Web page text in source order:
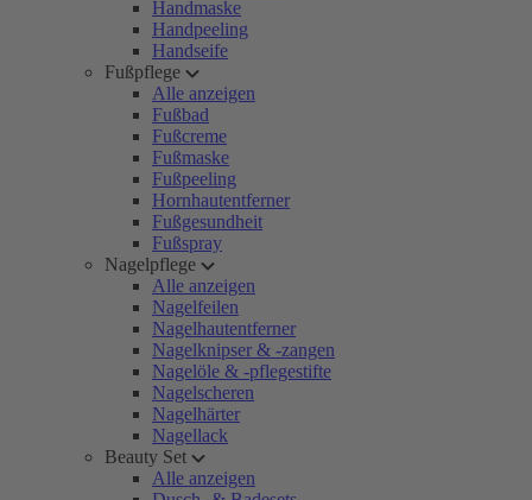
Handmaske
Handpeeling
Handseife
Fußpflege
Alle anzeigen
Fußbad
Fußcreme
Fußmaske
Fußpeeling
Hornhautentferner
Fußgesundheit
Fußspray
Nagelpflege
Alle anzeigen
Nagelfeilen
Nagelhautentferner
Nagelknipser & -zangen
Nagelöle & -pflegestifte
Nagelscheren
Nagelhärter
Nagellack
Beauty Set
Alle anzeigen